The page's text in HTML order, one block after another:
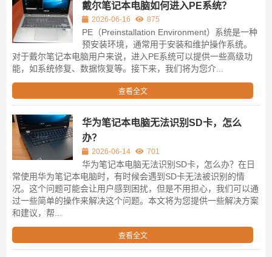
戴尔笔记本电脑如何进入PE系统？
2026-06-16 875
PE（Preinstallation Environment）系统是一种
预安装环境，通常用于安装和维护操作系统。
对于戴尔笔记本电脑用户来说，进入PE系统可以提供一些高级功
能，如系统修复、数据恢复等。接下来，我们将为您介...
查看全文
华为笔记本电脑无法识别SD卡，怎么
办？
2026-06-14 701
华为笔记本电脑无法识别SD卡，怎么办？在日
常使用华为笔记本电脑时，有时候会遇到SD卡无法被识别的情
况。这个问题可能会让用户感到困扰，但是不用担心，我们可以通
过一些简单的操作来解决这个问题。本文将为您提供一些解决方案
和建议，帮...
查看全文